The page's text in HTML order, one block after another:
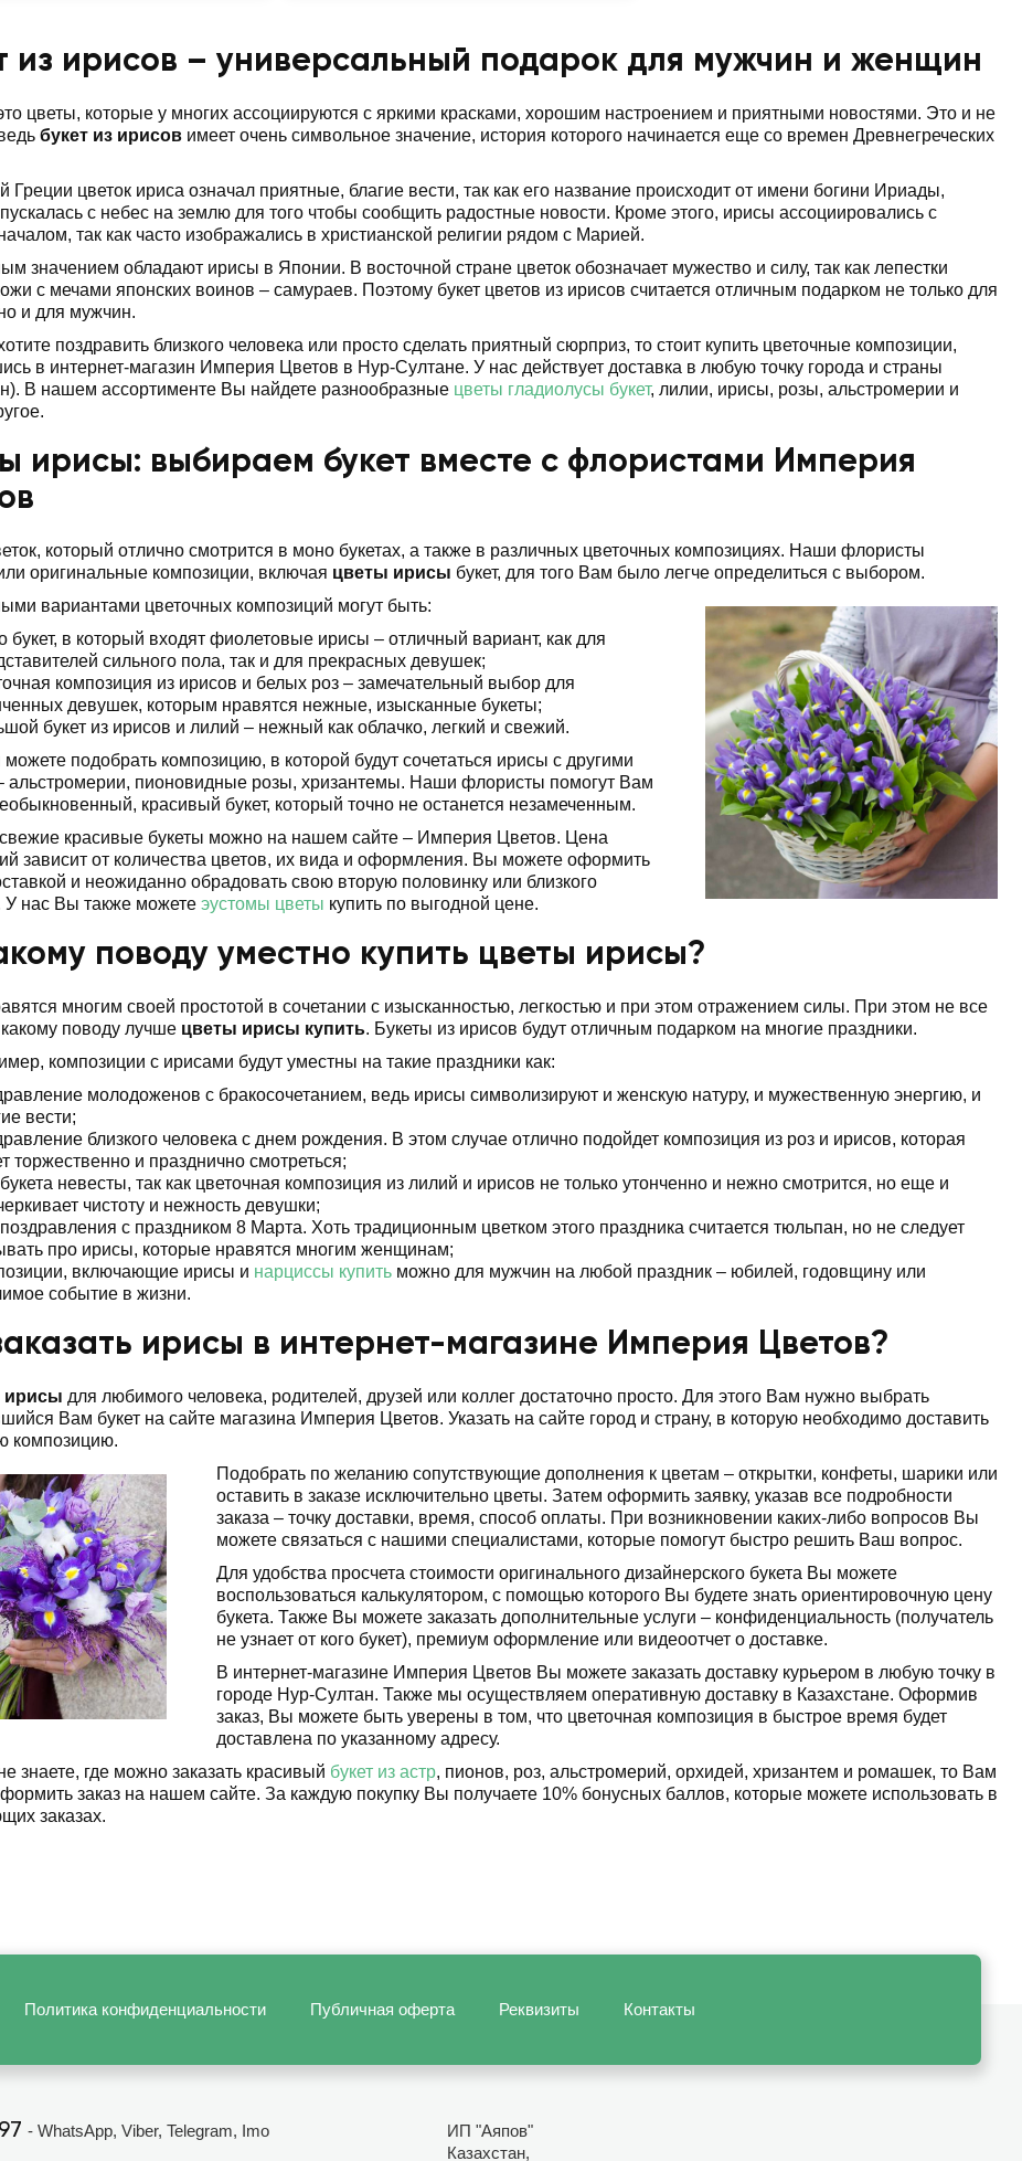
из ирисов – универсальный подарок для мужчин и женщин
цветы, которые у многих ассоциируются с яркими красками, хорошим настроением и приятными новостями. Это и не
букет из ирисов имеет очень символьное значение, история которого начинается еще со времен Древнегреческих
Греции цветок ириса означал приятные, благие вести, так как его название происходит от имени богини Ириады,
с небес на землю для того чтобы сообщить радостные новости. Кроме этого, ирисы ассоциировались с
так как часто изображались в христианской религии рядом с Марией.
значением обладают ирисы в Японии. В восточной стране цветок обозначает мужество и силу, так как лепестки
с мечами японских воинов – самураев. Поэтому букет цветов из ирисов считается отличным подарком не только для
и для мужчин.
поздравить близкого человека или просто сделать приятный сюрприз, то стоит купить цветочные композиции,
в интернет-магазин Империя Цветов в Нур-Султане. У нас действует доставка в любую точку города и страны
В нашем ассортименте Вы найдете разнообразные цветы гладиолусы букет, лилии, ирисы, розы, альстромерии и
ирисы: выбираем букет вместе с флористами Империя
который отлично смотрится в моно букетах, а также в различных цветочных композициях. Наши флористы
оригинальные композиции, включая цветы ирисы букет, для того Вам было легче определиться с выбором.
вариантами цветочных композиций могут быть:
букет, в который входят фиолетовые ирисы – отличный вариант, как для
сильного пола, так и для прекрасных девушек;
композиция из ирисов и белых роз – замечательный выбор для
девушек, которым нравятся нежные, изысканные букеты;
букет из ирисов и лилий – нежный как облачко, легкий и свежий.
подобрать композицию, в которой будут сочетаться ирисы с другими
альстромерии, пионовидные розы, хризантемы. Наши флористы помогут Вам
красивый букет, который точно не останется незамеченным.
свежие красивые букеты можно на нашем сайте – Империя Цветов. Цена
зависит от количества цветов, их вида и оформления. Вы можете оформить
и неожиданно обрадовать свою вторую половинку или близкого
У нас Вы также можете эустомы цветы купить по выгодной цене.
поводу уместно купить цветы ирисы?
многим своей простотой в сочетании с изысканностью, легкостью и при этом отражением силы. При этом не все
поводу лучше цветы ирисы купить. Букеты из ирисов будут отличным подарком на многие праздники.
композиции с ирисами будут уместны на такие праздники как:
молодоженов с бракосочетанием, ведь ирисы символизируют и женскую натуру, и мужественную энергию, и
вести;
близкого человека с днем рождения. В этом случае отлично подойдет композиция из роз и ирисов, которая
торжественно и празднично смотреться;
невесты, так как цветочная композиция из лилий и ирисов не только утонченно и нежно смотрится, но еще и
чистоту и нежность девушки;
с праздником 8 Марта. Хоть традиционным цветком этого праздника считается тюльпан, но не следует
про ирисы, которые нравятся многим женщинам;
включающие ирисы и нарциссы купить можно для мужчин на любой праздник – юбилей, годовщину или
событие в жизни.
ирисы в интернет-магазине Империя Цветов?
ирисы для любимого человека, родителей, друзей или коллег достаточно просто. Для этого Вам нужно выбрать
Вам букет на сайте магазина Империя Цветов. Указать на сайте город и страну, в которую необходимо доставить
композицию.
Подобрать по желанию сопутствующие дополнения к цветам – открытки, конфеты, шарики или
оставить в заказе исключительно цветы. Затем оформить заявку, указав все подробности
заказа – точку доставки, время, способ оплаты. При возникновении каких-либо вопросов Вы
можете связаться с нашими специалистами, которые помогут быстро решить Ваш вопрос.
Для удобства просчета стоимости оригинального дизайнерского букета Вы можете
воспользоваться калькулятором, с помощью которого Вы будете знать ориентировочную цену
букета. Также Вы можете заказать дополнительные услуги – конфиденциальность (получатель
не узнает от кого букет), премиум оформление или видеоотчет о доставке.
В интернет-магазине Империя Цветов Вы можете заказать доставку курьером в любую точку в
городе Нур-Султан. Также мы осуществляем оперативную доставку в Казахстане. Оформив
заказ, Вы можете быть уверены в том, что цветочная композиция в быстрое время будет
доставлена по указанному адресу.
знаете, где можно заказать красивый букет из астр, пионов, роз, альстромерий, орхидей, хризантем и ромашек, то Вам
заказ на нашем сайте. За каждую покупку Вы получаете 10% бонусных баллов, которые можете использовать в
заказах.
Политика конфиденциальности Публичная оферта Реквизиты Контакты
- WhatsApp, Viber, Telegram, Imo
ИП "Аяпов"
Казахстан,